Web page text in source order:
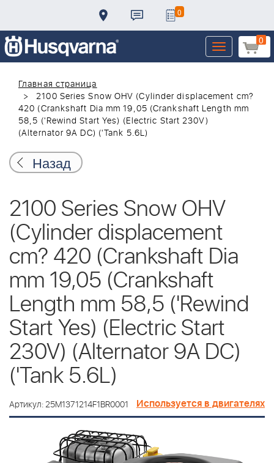
0
0
Toggle
navigation
Главная страница
2100 Series Snow OHV (Cylinder displacement cm?
420 (Crankshaft Dia mm 19,05 (Crankshaft Length mm
58,5 ('Rewind Start Yes) (Electric Start 230V)
(Alternator 9A DC) ('Tank 5.6L)
Назад
2100 Series Snow OHV
(Cylinder displacement
cm? 420 (Crankshaft Dia
mm 19,05 (Crankshaft
Length mm 58,5 ('Rewind
Start Yes) (Electric Start
230V) (Alternator 9A DC)
('Tank 5.6L)
Артикул: 25M1371214F1BR0001 Используется в двигателях